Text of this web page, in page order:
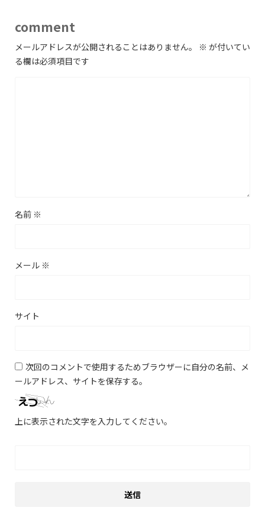
comment
メールアドレスが公開されることはありません。 ※ が付いてい
る欄は必須項目です
名前 ※
メール ※
サイト
次回のコメントで使用するためブラウザーに自分の名前、メ
ールアドレス、サイトを保存する。
上に表示された文字を入力してください。